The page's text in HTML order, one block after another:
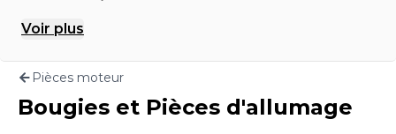
Modèle
Motorisation
Voir plus
Pièces moteur
Bougies et Pièces d'allumage